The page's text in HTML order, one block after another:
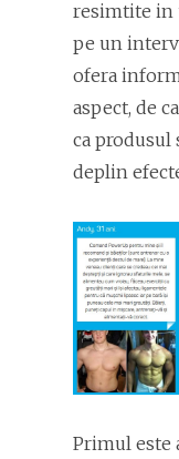
resimtite in
pe un
ofera
aspect, de
ca produsul
deplin
Primul este